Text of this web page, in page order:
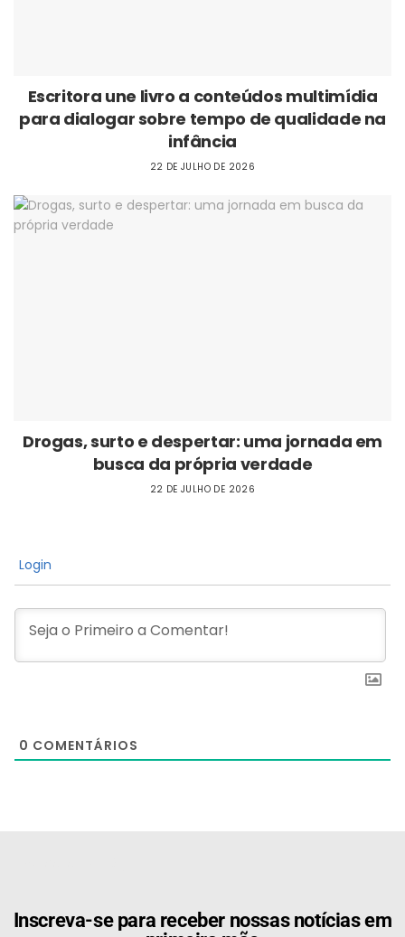
Escritora une livro a conteúdos multimídia
para dialogar sobre tempo de qualidade na
infância
22 DE JULHO DE 2026
Drogas, surto e despertar: uma jornada em
busca da própria verdade
22 DE JULHO DE 2026
Login
0 COMENTÁRIOS
Inscreva-se para receber nossas notícias em